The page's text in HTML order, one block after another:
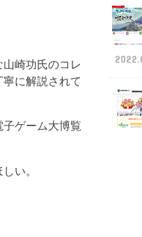
崎功氏のコレ
に解説されて
ゲーム大博覧
い。